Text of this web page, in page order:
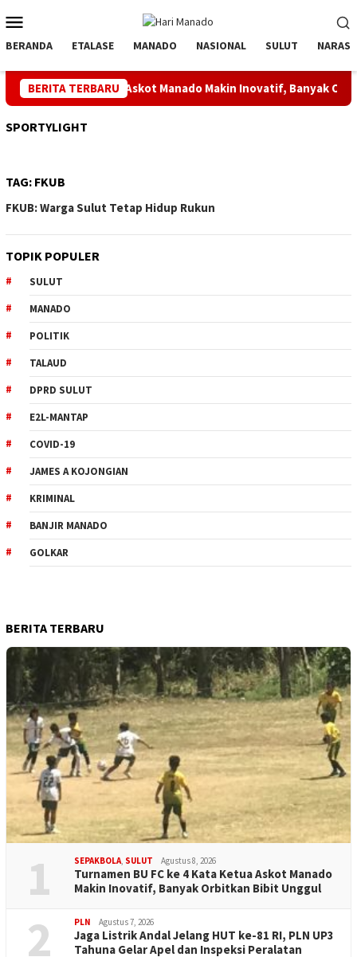
ke
kontenMobile
BERANDA ETALASE MANADO NASIONAL SULUT NARASI
BERITA TERBARU
ke 4 Kata Ketua Askot Manado Makin Inovatif, Banyak
SPORTYLIGHT
TAG: FKUB
FKUB: Warga Sulut Tetap Hidup Rukun
TOPIK POPULER
SULUT
MANADO
POLITIK
TALAUD
DPRD SULUT
E2L-MANTAP
COVID-19
JAMES A KOJONGIAN
KRIMINAL
BANJIR MANADO
GOLKAR
BERITA TERBARU
1 SEPAKBOLA, SULUT Agustus 8, 2026
Turnamen BU FC ke 4 Kata Ketua Askot Manado
Makin Inovatif, Banyak Orbitkan Bibit Unggul
2 PLN Agustus 7, 2026
Jaga Listrik Andal Jelang HUT ke-81 RI, PLN UP3
Tahuna Gelar Apel dan Inspeksi Peralatan